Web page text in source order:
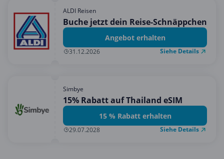
ALDI Reisen
Buche jetzt dein Reise-Schnäppchen
Angebot erhalten
31.12.2026 Siehe Details
Simbye
15% Rabatt auf Thailand eSIM
15 % Rabatt erhalten
29.07.2028 Siehe Details